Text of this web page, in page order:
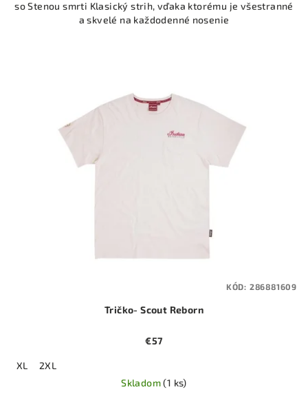
so Stenou smrti Klasický strih, vďaka ktorému je všestranné
a skvelé na každodenné nosenie
Tričko- Scout Reborn
€57
XL
2XL
Skladom(1 ks)
KÓD: 286881609